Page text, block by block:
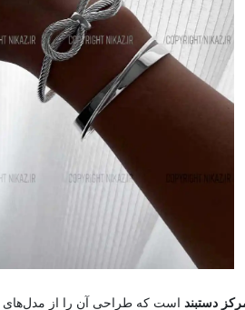
دستبند است که طراحی آن را از